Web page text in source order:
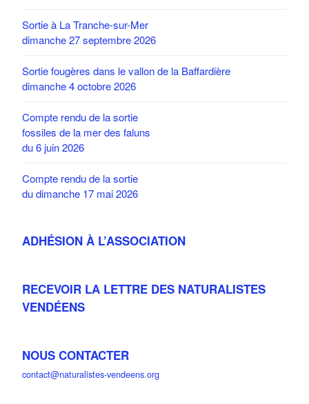
Sortie à La Tranche-sur-Mer
dimanche 27 septembre 2026
Sortie fougères dans le vallon de la Baffardière
dimanche 4 octobre 2026
Compte rendu de la sortie
fossiles de la mer des faluns
du 6 juin 2026
Compte rendu de la sortie
du dimanche 17 mai 2026
ADHÉSION À L’ASSOCIATION
RECEVOIR LA LETTRE DES NATURALISTES
VENDÉENS
NOUS CONTACTER
contact@naturalistes-vendeens.org